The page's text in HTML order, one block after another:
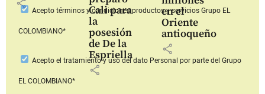
share
Cali para
la
posesión
de De la
Espriella
share
en el
Oriente
antioqueño
share
Aceptotérminos y condiciones productos y serviciosGrupo EL
COLOMBIANO*
Acepto el tratamiento y uso del dato Personal por parte del Grupo
EL COLOMBIANO*